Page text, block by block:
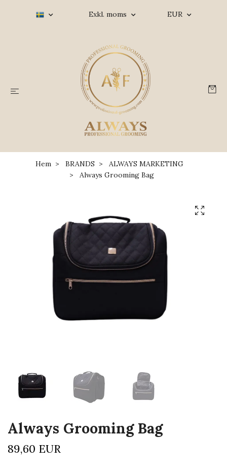
Exkl. moms EUR
Hem BRANDS
ALWAYS MARKETING
Always Grooming Bag
Always Grooming Bag
89,60 EUR